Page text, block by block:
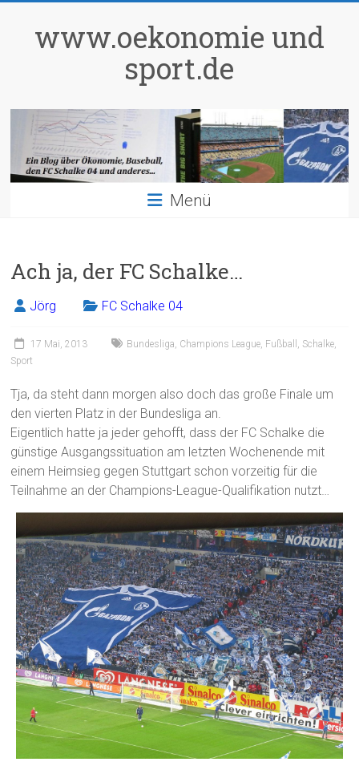
springenwww.oekonomie und
sport.de
Menü
Ach ja, der FC Schalke…
Jörg FC Schalke 04
17 Mai, 2013 Bundesliga, Champions League, Fußball , Schalke,
Sport
Tja, da steht dann morgen also doch das große Finale um
den vierten Platz in der Bundesliga an.
Eigentlich hatte ja jeder gehofft, dass der FC Schalke die
günstige Ausgangssituation am letzten Wochenende mit
einem Heimsieg gegen Stuttgart schon vorzeitig für die
Teilnahme an der Champions-League-Qualifikation nutzt…